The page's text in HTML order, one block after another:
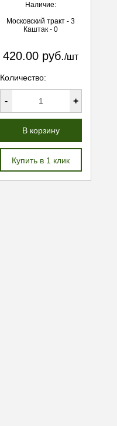
Наличие:
Московский тракт - 3
Каштак - 0
420.00 руб./шт
Количество:
- +
В корзину
Купить в 1 клик